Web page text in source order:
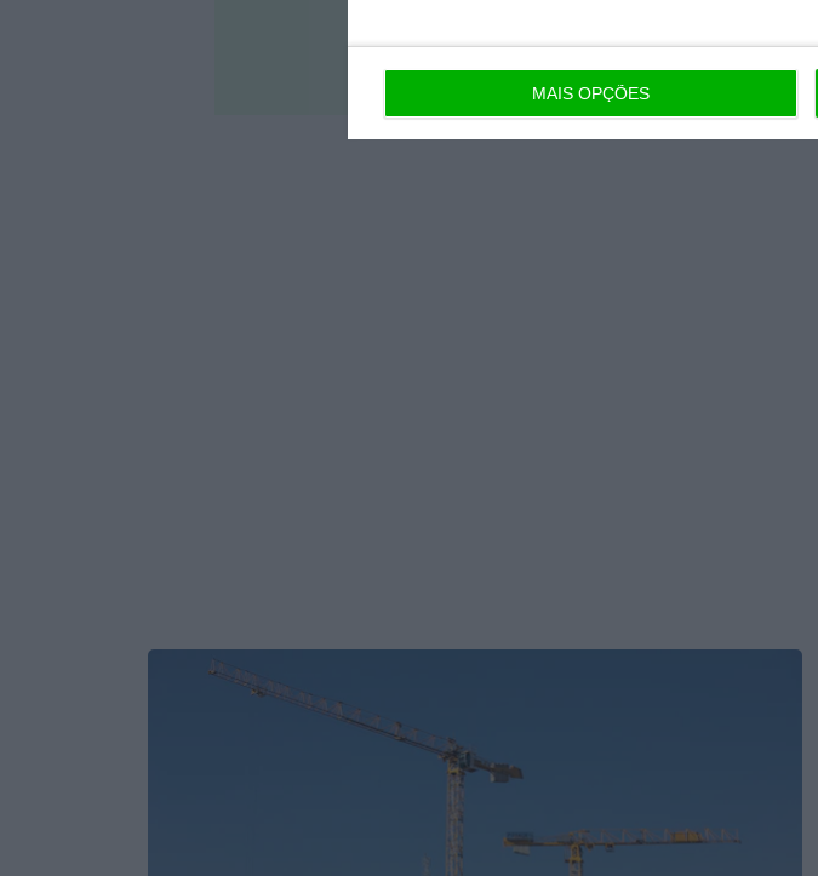
MAIS OPÇÕES
Veja todos os planos